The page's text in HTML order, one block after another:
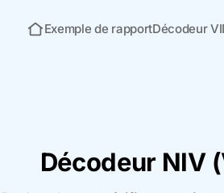
Acceuil
Exemple de rapportDécodeur
Décodeur NIV